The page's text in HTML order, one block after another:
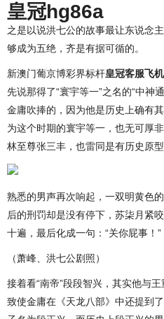
皇冠hg86a
之是以说洪七公的故事最让东说念
够成为五绝，齐是有据可循的。
新澳门葡京博彩界标杆皇冠客服飞
先说那得了“寰宇等一”之名的“中神
金庸吹捧的，因为他是历史上确有
为这个时期的寰宇等一，也无可厚
林至尊张三丰，也雷同是有历史原型
熟悉的男声再次响起，一双明黄色
后的刑罚却是没有停下，苏柒月紧
十遍，最后化成一句：“关你屁事！”
（萧峰、洪七公剧照）
接着看“南帝”段段智兴，其实他与
致使金庸在《天龙八部》中还提到